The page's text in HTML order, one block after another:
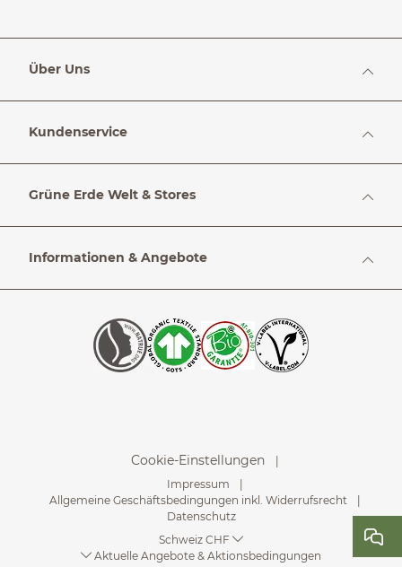
Über Uns
Kundenservice
Grüne Erde Welt & Stores
Informationen & Angebote
Aktuelle Angebote & Aktionsbedingungen
Cookie-Einstellungen
Impressum
Allgemeine Geschäftsbedingungen inkl. Widerrufsrecht
Datenschutz
Schweiz CHF